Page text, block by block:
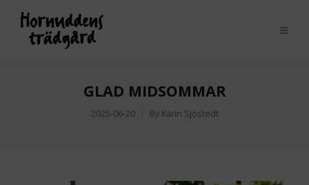
GLAD MIDSOMMAR
2025-06-20 By Karin Sjöstedt